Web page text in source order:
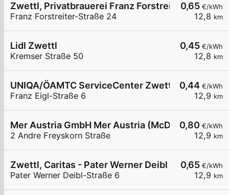
0,65 €/kWh
12,8 km
Zwettl, Privatbrauerei Franz Forstreiter-Str.
Franz Forstreiter-Straße 24
0,45 €/kWh
12,8 km
Lidl Zwettl
Kremser Straße 50
0,44 €/kWh
12,9 km
UNIQA/ÖAMTC ServiceCenter Zwettl
Franz Eigl-Straße 6
0,80 €/kWh
12,9 km
Mer Austria GmbH Mer Austria (McD) - Zwettl -
2 Andre Freyskorn Straße
0,65 €/kWh
12,9 km
Zwettl, Caritas - Pater Werner Deibl Str
Pater Werner Deibl-Straße 6